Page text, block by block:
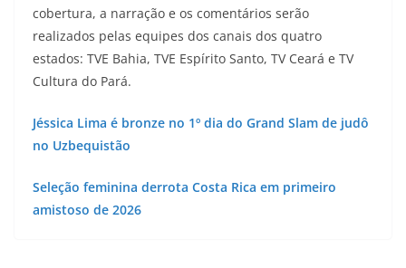
cobertura, a narração e os comentários serão
realizados pelas equipes dos canais dos quatro
estados: TVE Bahia, TVE Espírito Santo, TV Ceará e TV
Cultura do Pará.
Jéssica Lima é bronze no 1º dia do Grand Slam de judô
no Uzbequistão
Seleção feminina derrota Costa Rica em primeiro
amistoso de 2026